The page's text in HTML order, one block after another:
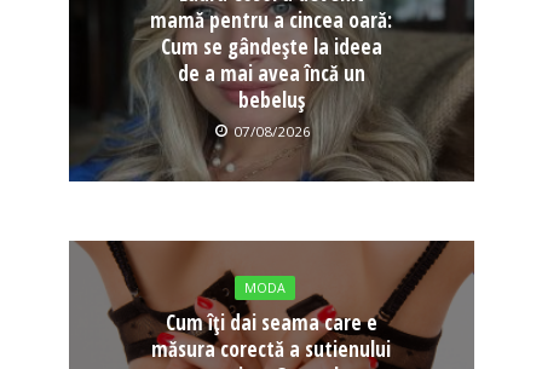
mamă pentru a cincea oară:
Cum se gândește la ideea
de a mai avea încă un
bebeluș
07/08/2026
MODA
Cum îți dai seama care e
măsura corectă a sutienului